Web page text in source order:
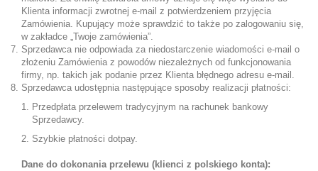
Klienta informacji zwrotnej e-mail z potwierdzeniem przyjęcia
Zamówienia. Kupujący może sprawdzić to także po zalogowaniu się,
w zakładce „Twoje zamówienia”.
Sprzedawca nie odpowiada za niedostarczenie wiadomości e-mail o
złożeniu Zamówienia z powodów niezależnych od funkcjonowania
firmy, np. takich jak podanie przez Klienta błędnego adresu e-mail.
Sprzedawca udostępnia następujące sposoby realizacji płatności:
Przedpłata przelewem tradycyjnym na rachunek bankowy
Sprzedawcy.
Szybkie płatności dotpay.
Dane do dokonania przelewu (klienci z polskiego konta):